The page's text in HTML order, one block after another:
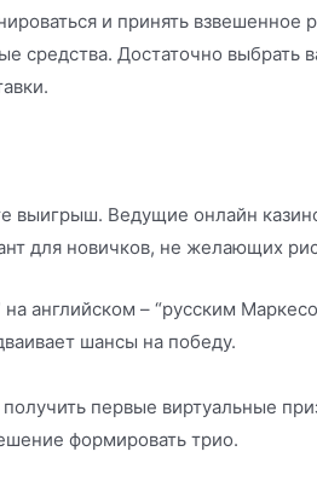
и принять взвешенное
средства. Достаточно выбрать
выигрыш. Ведущие онлайн
для новичков, не желающих
английском – “русским
шансы на победу.
первые виртуальные
формировать трио.